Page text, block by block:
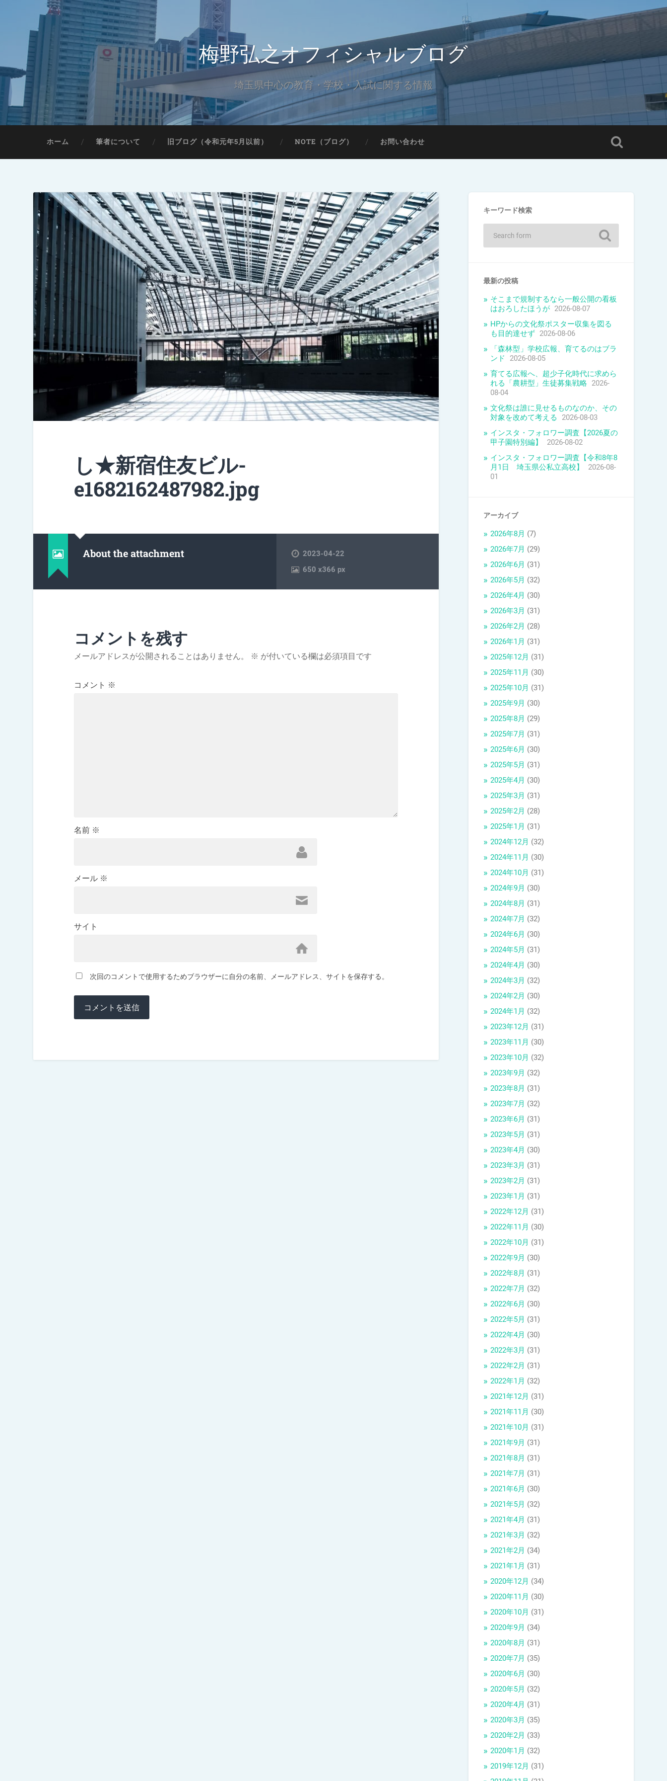
梅野弘之オフィシャルブログ
埼玉県中心の教育・学校・入試に関する情報
ホーム 筆者について 旧ブログ（令和元年5月以前） NOTE（ブログ） お問い合わせ
し★新宿住友ビル-
e1682162487982.jpg
About the attachment
2023-04-22
650x366 px
コメントを残す
メールアドレスが公開されることはありません。 ※ が付いている欄は必須項目です
コメント ※
名前 ※
メール ※
サイト
次回のコメントで使用するためブラウザーに自分の名前、メールアドレス、サイトを保存する。
キーワード検索
最新の投稿
そこまで規制するなら一般公開の看板
はおろしたほうが 2026-08-07
HPからの文化祭ポスター収集を図る
も目的達せず 2026-08-06
「森林型」学校広報、育てるのはブラ
ンド
2026-08-05
育てる広報へ、超少子化時代に求めら
れる「農耕型」生徒募集戦略 2026-
08-04
文化祭は誰に見せるものなのか、その
対象を改めて考える
2026-08-03
インスタ・フォロワー調査【2026夏の
甲子園特別編】
2026-08-02
インスタ・フォロワー調査【令和8年8
月1日 埼玉県公私立高校】
2026-08-
01
アーカイブ
2026年8月 (7)
2026年7月 (29)
2026年6月 (31)
2026年5月 (32)
2026年4月 (30)
2026年3月 (31)
2026年2月 (28)
2026年1月 (31)
2025年12月 (31)
2025年11月 (30)
2025年10月 (31)
2025年9月 (30)
2025年8月 (29)
2025年7月 (31)
2025年6月 (30)
2025年5月 (31)
2025年4月 (30)
2025年3月 (31)
2025年2月 (28)
2025年1月 (31)
2024年12月 (32)
2024年11月 (30)
2024年10月 (31)
2024年9月 (30)
2024年8月 (31)
2024年7月 (32)
2024年6月 (30)
2024年5月 (31)
2024年4月 (30)
2024年3月 (32)
2024年2月 (30)
2024年1月 (32)
2023年12月 (31)
2023年11月 (30)
2023年10月 (32)
2023年9月 (32)
2023年8月 (31)
2023年7月 (32)
2023年6月 (31)
2023年5月 (31)
2023年4月 (30)
2023年3月 (31)
2023年2月 (31)
2023年1月 (31)
2022年12月 (31)
2022年11月 (30)
2022年10月 (31)
2022年9月 (30)
2022年8月 (31)
2022年7月 (32)
2022年6月 (30)
2022年5月 (31)
2022年4月 (30)
2022年3月 (31)
2022年2月 (31)
2022年1月 (32)
2021年12月 (31)
2021年11月 (30)
2021年10月 (31)
2021年9月 (31)
2021年8月 (31)
2021年7月 (31)
2021年6月 (30)
2021年5月 (32)
2021年4月 (31)
2021年3月 (32)
2021年2月 (34)
2021年1月 (31)
2020年12月 (34)
2020年11月 (30)
2020年10月 (31)
2020年9月 (34)
2020年8月 (31)
2020年7月 (35)
2020年6月 (30)
2020年5月 (32)
2020年4月 (31)
2020年3月 (35)
2020年2月 (33)
2020年1月 (32)
2019年12月 (31)